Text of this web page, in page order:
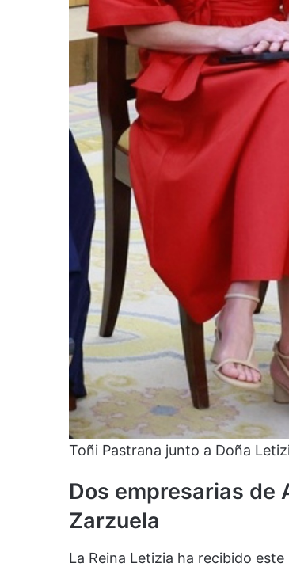
Toñi Pastrana junto a Doña
Dos empresarias de
Zarzuela
La Reina Letizia ha recibido